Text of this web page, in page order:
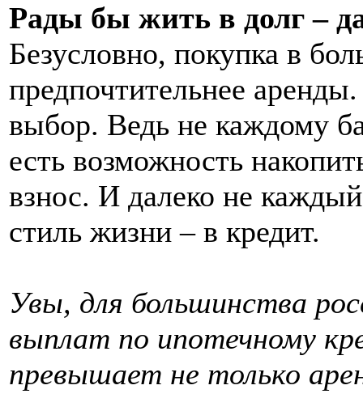
Рады бы жить в долг –
Безусловно, покупка в
предпочтительнее
выбор. Ведь не каждому
есть возможность
взнос. И далеко не
стиль жизни – в кредит.
Увы, для большинства
выплат по ипотечному
превышает не только